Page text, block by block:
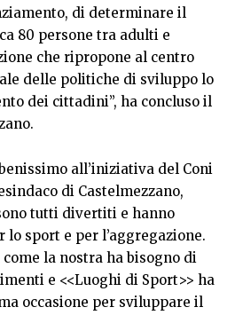
di determinare il
80 persone tra adulti e
che ripropone al centro
delle politiche di sviluppo lo
dei cittadini”, ha concluso il
all’iniziativa del Coni
di Castelmezzano,
tutti divertiti e hanno
lo sport e per l’aggregazione.
la nostra ha bisogno di
e <<Luoghi di Sport>> ha
occasione per sviluppare il